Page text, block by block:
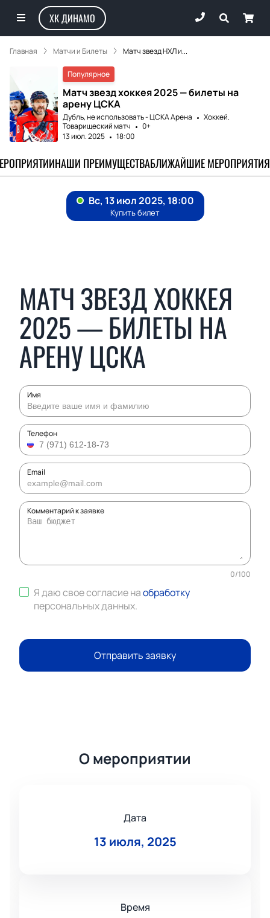
ХК ДИНАМО
Главная Матчи и Билеты Матч звезд НХЛ и...
Популярное
Матч звезд хоккея 2025 — билеты на
арену ЦСКА
Дубль, не использовать - ЦСКА Аренa
Хоккей.
Товарищеский матч
0+
13 июл. 2025
18:00
НАШИ ПРЕИМУЩЕСТВАБЛИЖАЙШИЕ МЕРОПРИЯТИЯ
МАТЧ ЗВЕЗД ХОККЕЯ
2025 — БИЛЕТЫ НА
АРЕНУ ЦСКА
Имя
Телефон
Email
Комментарий к заявке
0/100
Я даю свое согласие наобработку
персональных данных.
Отправить заявку
О мероприятии
Дата
13 июля, 2025
Время